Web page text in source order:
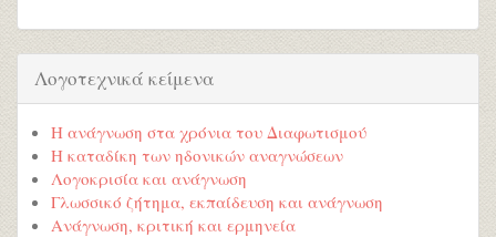
Λογοτεχνικά κείμενα
Η ανάγνωση στα χρόνια του Διαφωτισμού
Η καταδίκη των ηδονικών αναγνώσεων
Λογοκρισία και ανάγνωση
Γλωσσικό ζήτημα, εκπαίδευση και ανάγνωση
Ανάγνωση, κριτική και ερμηνεία